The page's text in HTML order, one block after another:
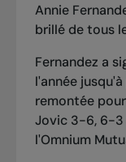
Annie
brillé de tous
Fernandez a
l'année
remontée
Jovic 3-6, 6-3
l'Omnium